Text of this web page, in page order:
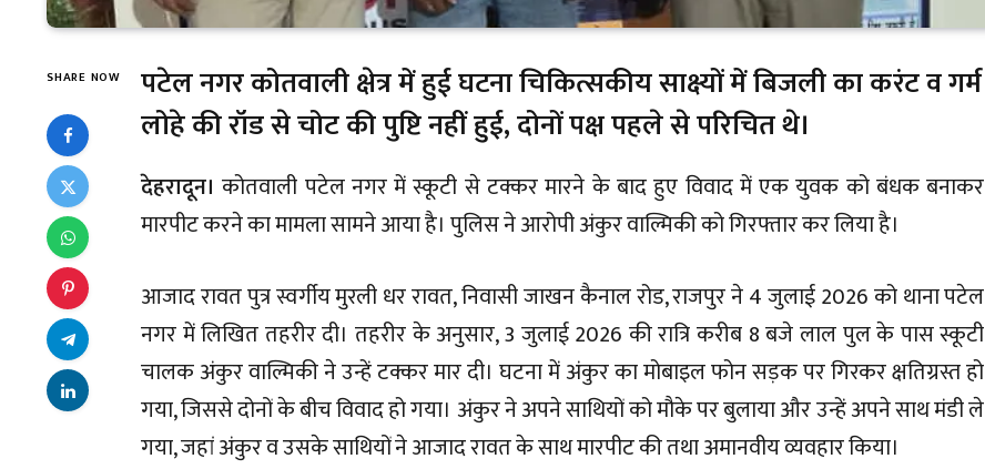
SHARE NOW
पटेल नगर कोतवाली क्षेत्र में हुई घटना चिकित्सकीय साक्ष्यों में बिजली का करंट व गर्म
लोहे की रॉड से चोट की पुष्टि नहीं हुई, दोनों पक्ष पहले से परिचित थे।
देहरादून। कोतवाली पटेल नगर में स्कूटी से टक्कर मारने के बाद हुए विवाद में एक युवक को बंधक बनाकर
मारपीट करने का मामला सामने आया है। पुलिस ने आरोपी अंकुर वाल्मिकी को गिरफ्तार कर लिया है।
आजाद रावत पुत्र स्वर्गीय मुरली धर रावत, निवासी जाखन कैनाल रोड, राजपुर ने 4 जुलाई 2026 को थाना पटेल
नगर में लिखित तहरीर दी। तहरीर के अनुसार, 3 जुलाई 2026 की रात्रि करीब 8 बजे लाल पुल के पास स्कूटी
चालक अंकुर वाल्मिकी ने उन्हें टक्कर मार दी। घटना में अंकुर का मोबाइल फोन सड़क पर गिरकर क्षतिग्रस्त हो
गया, जिससे दोनों के बीच विवाद हो गया। अंकुर ने अपने साथियों को मौके पर बुलाया और उन्हें अपने साथ मंडी ले
गया, जहां अंकुर व उसके साथियों ने आजाद रावत के साथ मारपीट की तथा अमानवीय व्यवहार किया।